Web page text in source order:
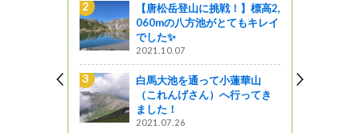
【唐松岳登山に挑戦！】標高2,
060mの八方池がとてもキレイ
でした✨
2021.10.07
白馬大池を通って小蓮華山
（これんげさん）へ行ってき
ました！
2021.07.26